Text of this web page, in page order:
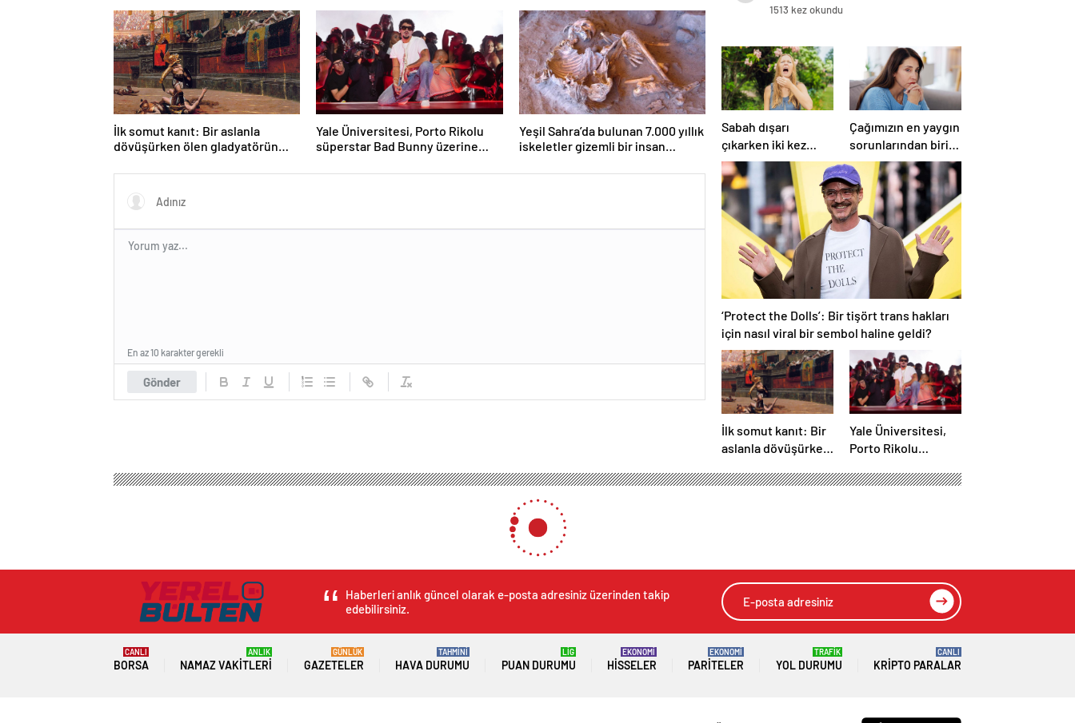
mümkün’
İlk somut kanıt: Bir aslanla
dövüşürken ölen gladyatörün
Yale Üniversitesi, Porto Rikolu
süperstar Bad Bunny üzerine
Yeşil Sahra’da bulunan 7.000 yıllık
iskeletler gizemli bir insan
Gönder
En az 10 karakter gerekli
1513 kez okundu
Sabah dışarı
çıkarken iki kez
düşünün!
Hapşırmakla
başlayıp astıma
dönüşebiliyor
Çağımızın en yaygın
sorunlarından biri!
‘Aşırı düşünmeyle
başa çıkmak
mümkün’
‘Protect the Dolls’: Bir tişört trans hakları
için nasıl viral bir sembol haline geldi?
İlk somut kanıt: Bir
aslanla dövüşürken
iskeleti bulundu
Yale Üniversitesi,
Porto Rikolu
Bunny üzerine ders
Haberleri anlık güncel olarak e-posta adresiniz üzerinden takip
edebilirsiniz.
BORSA
CANLI
NAMAZ VAKITLERI
ANLIK
GAZETELER
GÜNLÜK
HAVA DURUMU
TAHMİNİ
PUAN DURUMU
LİG
HISSELER
EKONOMİ
PARITELER
EKONOMİ
YOL DURUMU
TRAFİK
KRIPTO PARALAR
CANLI